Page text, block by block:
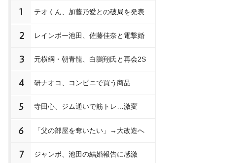
1 テオくん、加藤乃愛との破局を発表
2 レインボー池田、佐藤佳奈と電撃婚
3 元横綱・朝青龍、白鵬翔氏と再会2S
4 研ナオコ、コンビニで買う商品
5 寺田心、ジム通いで筋トレ…激変
6 「父の部屋を奪いたい」→大改造へ
7 ジャンボ、池田の結婚報告に感激